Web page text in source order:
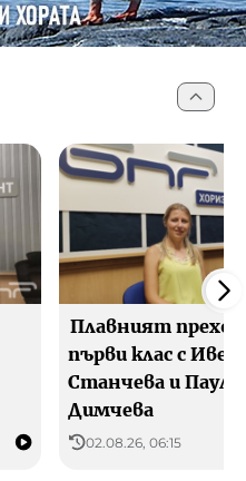
Плавният
първи клас с
Станчева и
Димчева
02.08.26, 06:15